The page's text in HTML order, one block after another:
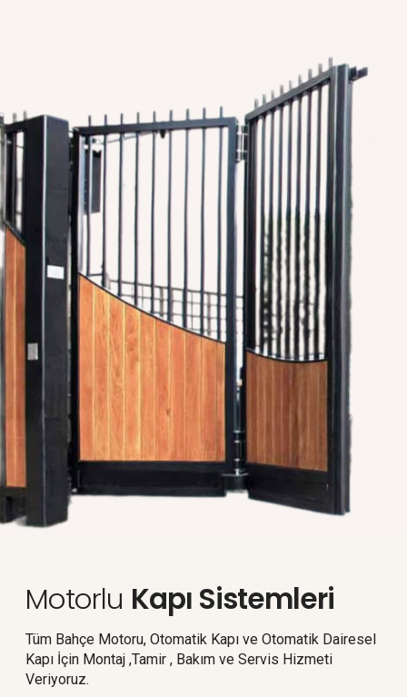
Motorlu Kapı Sistemleri
Tüm Bahçe Motoru, Otomatik Kapı ve Otomatik Dairesel
Kapı İçin Montaj ,Tamir , Bakım ve Servis Hizmeti
Veriyoruz.